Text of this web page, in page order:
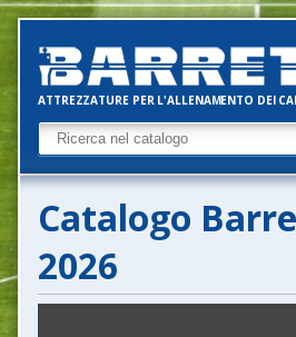
ATTREZZATURE PER L'ALLENAMENTO DEI
Catalogo
2026